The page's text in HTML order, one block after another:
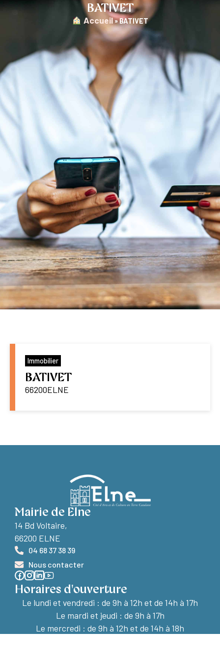
BATIVET
︎ Accueil»BATIVET
Immobilier
BATIVET
66200ELNE
Mairie de Elne
14 Bd Voltaire,
66200 ELNE
04 68 37 38 39
Nous contacter
Horaires d'ouverture
Le lundi et vendredi : de 9h à 12h et de 14h à 17h
Le mardi et jeudi : de 9h à 17h
Le mercredi : de 9h à 12h et de 14h à 18h